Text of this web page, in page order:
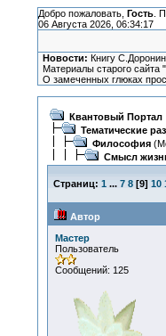
Добро пожаловать, Гость.
06 Августа 2026, 06:34:17
Новости: Книгу
Материалы старого
О замеченных глюках
Квантовый Портал
Тематические
Философия
Смысл
Страниц: 1 ... 7 8[9] 10
Автор
Мастер
Пользователь
Сообщений: 125